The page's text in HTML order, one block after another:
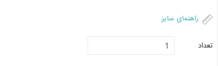
راهنمای سایز
تعداد